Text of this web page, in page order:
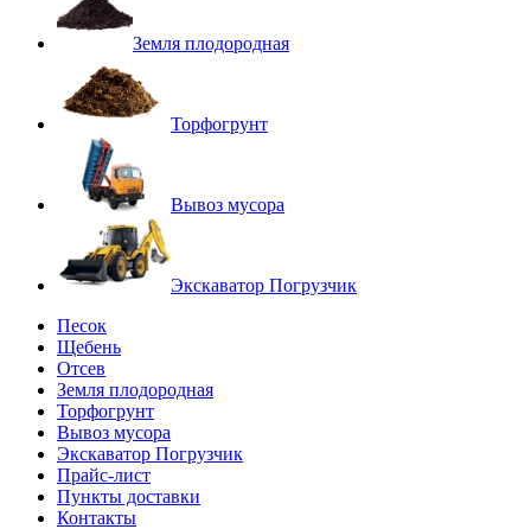
Земля плодородная
Торфогрунт
Вывоз мусора
Экскаватор Погрузчик
Песок
Щебень
Отсев
Земля плодородная
Торфогрунт
Вывоз мусора
Экскаватор Погрузчик
Прайс-лист
Пункты доставки
Контакты